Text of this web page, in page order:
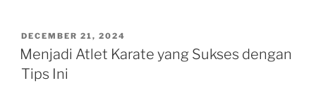
POSTED
ON
DECEMBER 21, 2024
Menjadi Atlet Karate yang Sukses dengan
Tips Ini